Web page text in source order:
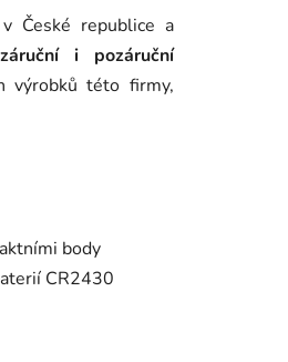
v České republice a
záruční i pozáruční
výrobků této firmy,
body
CR2430